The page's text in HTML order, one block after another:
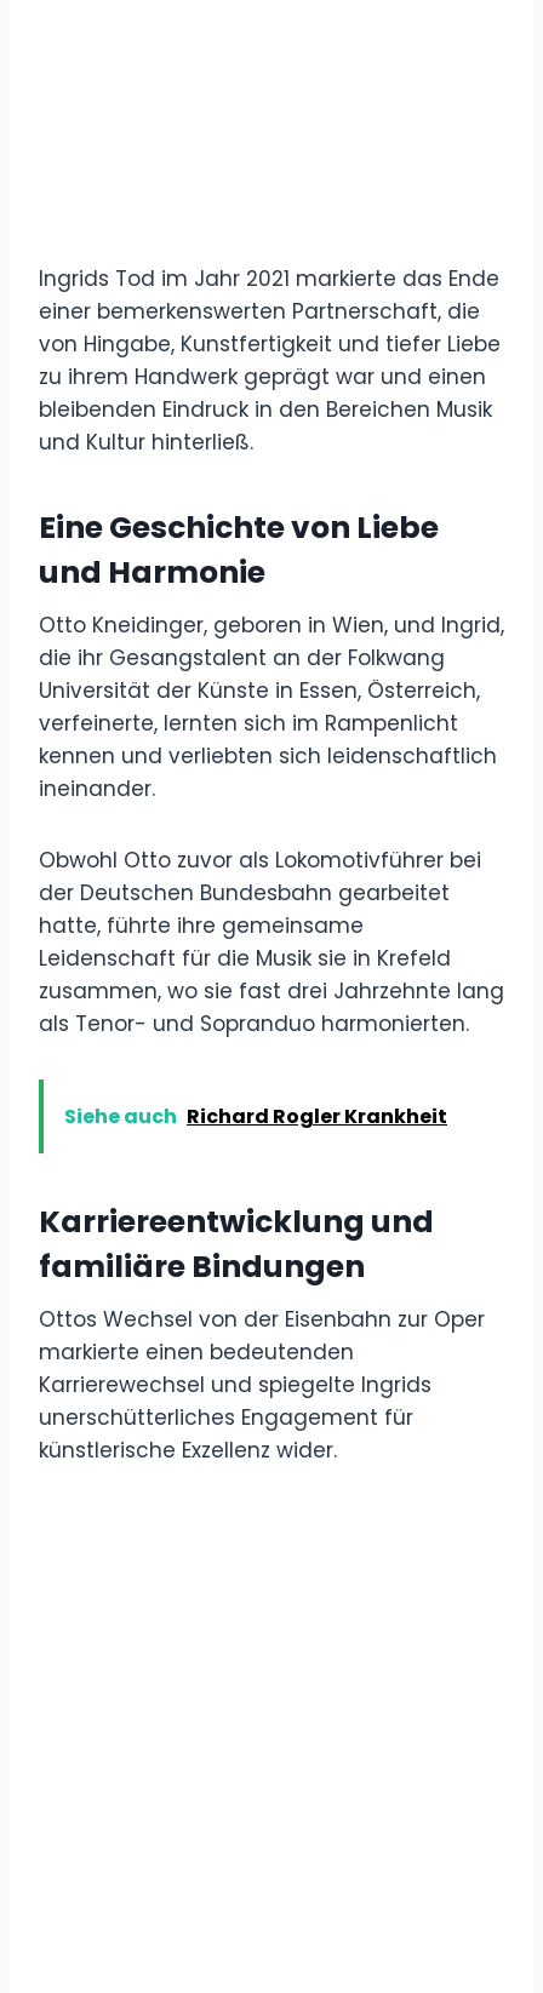
Ingrids Tod im Jahr 2021 markierte das Ende
einer bemerkenswerten Partnerschaft, die
von Hingabe, Kunstfertigkeit und tiefer Liebe
zu ihrem Handwerk geprägt war und einen
bleibenden Eindruck in den Bereichen Musik
und Kultur hinterließ.
Eine Geschichte von Liebe
und Harmonie
Otto Kneidinger, geboren in Wien, und Ingrid,
die ihr Gesangstalent an der Folkwang
Universität der Künste in Essen, Österreich,
verfeinerte, lernten sich im Rampenlicht
kennen und verliebten sich leidenschaftlich
ineinander.
Obwohl Otto zuvor als Lokomotivführer bei
der Deutschen Bundesbahn gearbeitet
hatte, führte ihre gemeinsame
Leidenschaft für die Musik sie in Krefeld
zusammen, wo sie fast drei Jahrzehnte lang
als Tenor- und Sopranduo harmonierten.
Siehe auch Richard Rogler Krankheit
Karriereentwicklung und
familiäre Bindungen
Ottos Wechsel von der Eisenbahn zur Oper
markierte einen bedeutenden
Karrierewechsel und spiegelte Ingrids
unerschütterliches Engagement für
künstlerische Exzellenz wider.